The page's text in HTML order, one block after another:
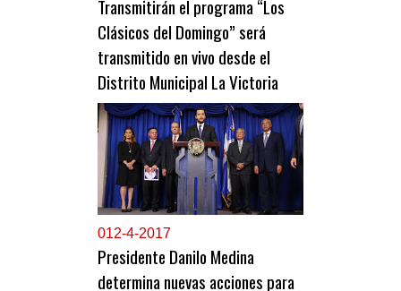
Transmitirán el programa “Los
Clásicos del Domingo” será
transmitido en vivo desde el
Distrito Municipal La Victoria
012-4-2017
Presidente Danilo Medina
determina nuevas acciones para